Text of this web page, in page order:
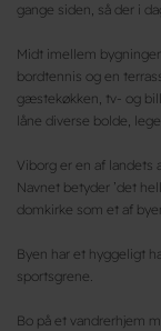
gange siden, så der i
Midt imellem
bordtennis og en
gæstekøkken, tv- og
låne diverse bolde,
Viborg er en af
Navnet betyder ’det
domkirke som et af
Byen har et hyggeligt
sportsgrene.
Bo på et vandrerhjem